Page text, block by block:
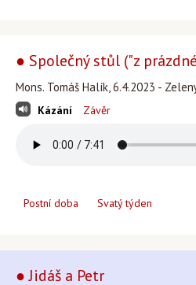
● Společný stůl ("z
Mons. Tomáš Halík, 6.4.2023 -
Kázání Závěr
Postní doba Svatý týden
● Jidáš a Petr